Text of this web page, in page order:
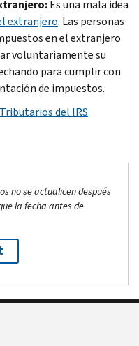
Es una mala idea
extranjero. Las personas
en el extranjero
voluntariamente su
para cumplir con
de impuestos.
del IRS
no se actualicen después
la fecha antes de